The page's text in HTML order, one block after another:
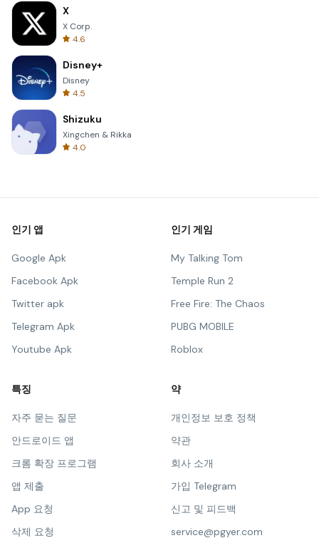
X
X Corp.
4.6
Disney+
Disney
4.5
Shizuku
Xingchen & Rikka
4.0
인기 앱
Google Apk
Facebook Apk
Twitter apk
Telegram Apk
Youtube Apk
인기 게임
My Talking Tom
Temple Run 2
Free Fire: The Chaos
PUBG MOBILE
Roblox
특징
자주 묻는 질문
안드로이드 앱
크롬 확장 프로그램
앱 제출
App 요청
삭제 요청
약
개인정보 보호 정책
약관
회사 소개
가입 Telegram
신고 및 피드백
service@pgyer.com